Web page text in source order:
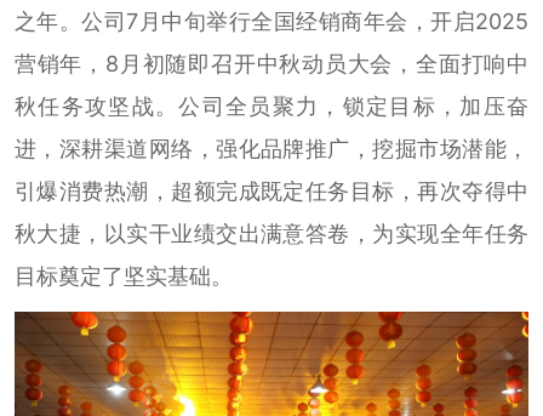
之年。公司7月中旬举行全国经销商年会，开启2025
营销年，8月初随即召开中秋动员大会，全面打响中
秋任务攻坚战。公司全员聚力，锁定目标，加压奋
进，深耕渠道网络，强化品牌推广，挖掘市场潜能，
引爆消费热潮，超额完成既定任务目标，再次夺得中
秋大捷，以实干业绩交出满意答卷，为实现全年任务
目标奠定了坚实基础。